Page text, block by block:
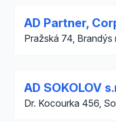
AD Partner,
Pražská 74, Brandýs
AD SOKOLOV
Dr. Kocourka 456,